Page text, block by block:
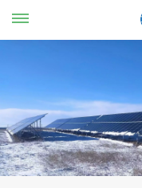
국의